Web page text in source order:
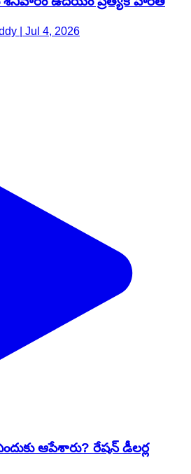
| Jul 4, 2026
ఆపేశారు? రేషన్ డీలర్ల